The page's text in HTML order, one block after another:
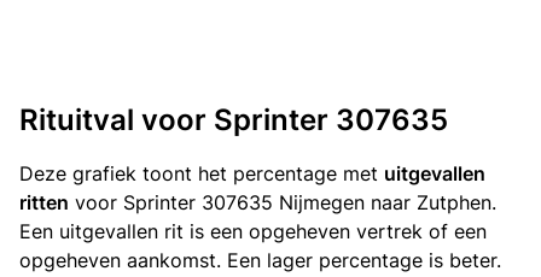
Rituitval voor Sprinter 307635
Deze grafiek toont het percentage met uitgevallen
ritten voor Sprinter 307635 Nijmegen naar Zutphen.
Een uitgevallen rit is een opgeheven vertrek of een
opgeheven aankomst. Een lager percentage is beter.